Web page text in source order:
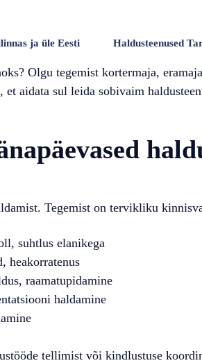
ja üle Eesti Haldusteenused
Olgu tegemist kortermaja,
aidata sul leida sobivaim
Tegemist on tervikliku
suhtlus elanikega
heakorratenus
raamatupidamine
haldamine
tellimist või kindlustuse